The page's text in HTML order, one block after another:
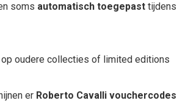
soms automatisch toegepast tijdens
oudere collecties of limited editions
er Roberto Cavalli vouchercodes